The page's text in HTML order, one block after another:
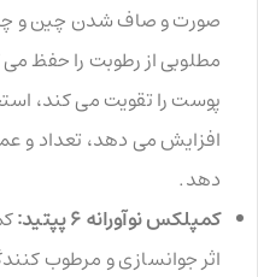
صورت و صاف شدن چین و
مطلوبی از رطوبت را حفظ
پوست را تقویت می کند،
افزایش می دهد، تعداد و
دهد.
کمپلکس نوآورانه 6 پپتید:
اثر جوانسازی و مرطوب